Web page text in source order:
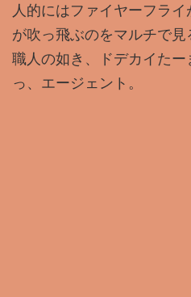
人的にはファイヤーフラ
が吹っ飛ぶのをマルチで
職人の如き、ドデカイた
っ、エージェント。